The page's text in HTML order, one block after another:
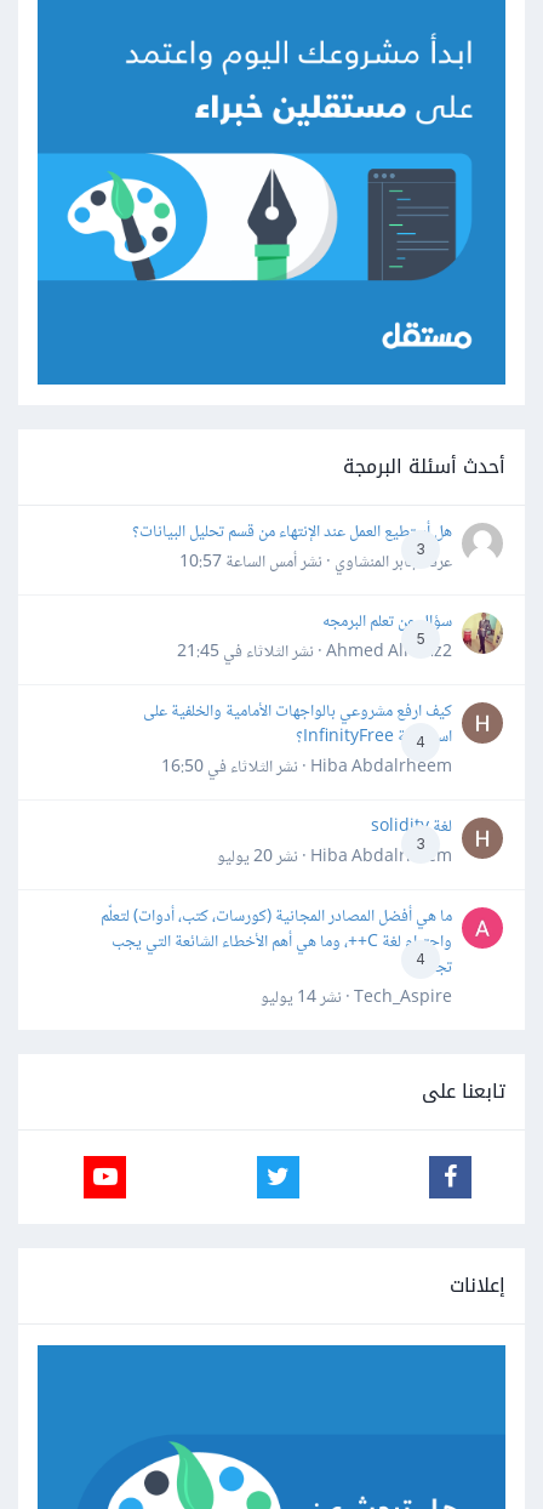
أحدث أسئلة البرمجة
3
هل أستطيع العمل عند الإنتهاء من قسم تحليل البيانات؟
عرفه جابر المنشاوي · نشرأمس الساعة 10:57
5
سؤال عن تعلم البرمجه
Ahmed Alhafiz2 · نشر
الثلاثاء في 21:45
4
كيف ارفع مشروعي بالواجهات الأمامية والخلفية على
استضافة InfinityFree؟
Hiba Abdalrheem · نشر
الثلاثاء في 16:50
3
لغة solidity
Hiba Abdalrheem · نشر
20 يوليو
4
ما هي أفضل المصادر المجانية (كورسات، كتب، أدوات) لتعلّم
واحترام لغة C++، وما هي أهم الأخطاء الشائعة التي يجب
تجنبها؟
Tech_Aspire · نشر
14 يوليو
تابعنا على
إعلانات